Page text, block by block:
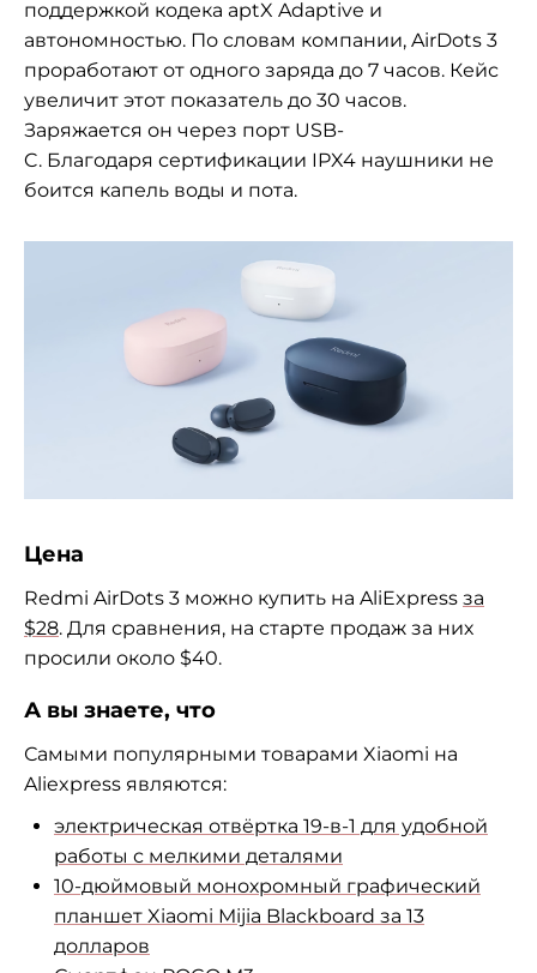
поддержкой кодека aptX Adaptive и
автономностью. По словам компании, AirDots 3
проработают от одного заряда до 7 часов. Кейс
увеличит этот показатель до 30 часов.
Заряжается он через порт USB-
C. Благодаря сертификации IPX4 наушники не
боится капель воды и пота.
Цена
Redmi AirDots 3 можно купить на AliExpress за
$28. Для сравнения, на старте продаж за них
просили около $40.
А вы знаете, что
Самыми популярными товарами Xiaomi на
Aliexpress являются:
электрическая отвёртка 19-в-1 для удобной
работы с мелкими деталями
10-дюймовый монохромный графический
планшет Xiaomi Mijia Blackboard за 13
долларов